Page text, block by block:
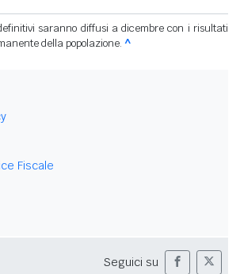
saranno diffusi a dicembre con i risultati
della popolazione. ^
Fiscale
Seguici su